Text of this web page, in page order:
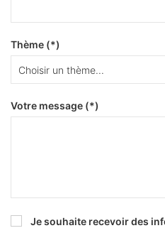
Thème (*)
Votre message (*)
Je souhaite recevoir des